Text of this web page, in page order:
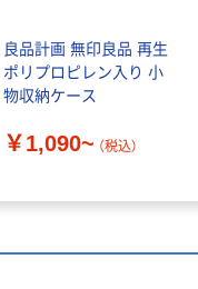
良品計画 無印良品 再生
ポリプロピレン入り 小
物収納ケース
￥1,090~ （税込）